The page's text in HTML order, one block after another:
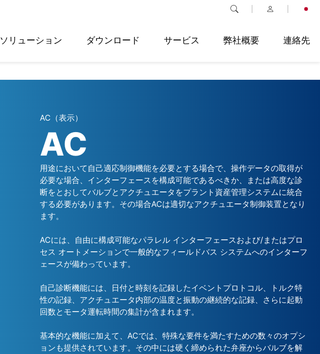
ソリューション ダウンロード サービス 弊社概要 連絡先
AC（表示）
AC
用途において自己適応制御機能を必要とする場合で、操作データの取得が
必要な場合、インターフェースを構成可能であるべきか、または高度な診
断をとおしてバルブとアクチュエータをプラント資産管理システムに統合
する必要があります。その場合ACは適切なアクチュエータ制御装置となり
ます。
ACには、自由に構成可能なパラレル インターフェースおよび/またはプロ
セス オートメーションで一般的なフィールドバス システムへのインターフ
ェースが備わっています。
自己診断機能には、日付と時刻を記録したイベントプロトコル、トルク特
性の記録、アクチュエータ内部の温度と振動の継続的な記録、さらに起動
回数とモータ運転時間の集計が含まれます。
基本的な機能に加えて、ACでは、特殊な要件を満たすための数々のオプシ
ョンも提供されています。その中には硬く締められた弁座からバルブを解